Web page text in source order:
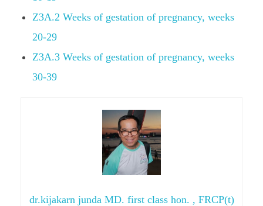
Z3A.2 Weeks of gestation of pregnancy, weeks
20-29
Z3A.3 Weeks of gestation of pregnancy, weeks
30-39
dr.kijakarn junda MD. first class hon. , FRCP(t)